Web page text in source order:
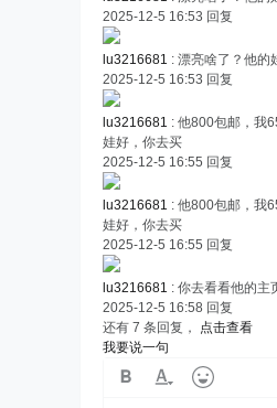
2025-12-5 16:53 回复
lu3216681 : 漂亮啥了？他的
2025-12-5 16:53 回复
lu3216681 : 他800包邮，我
娃好，你去买
2025-12-5 16:55 回复
lu3216681 : 他800包邮，我
娃好，你去买
2025-12-5 16:55 回复
lu3216681 : 你去看看他的主
2025-12-5 16:58 回复
还有 7 条回复， 点击查看
我要说一句